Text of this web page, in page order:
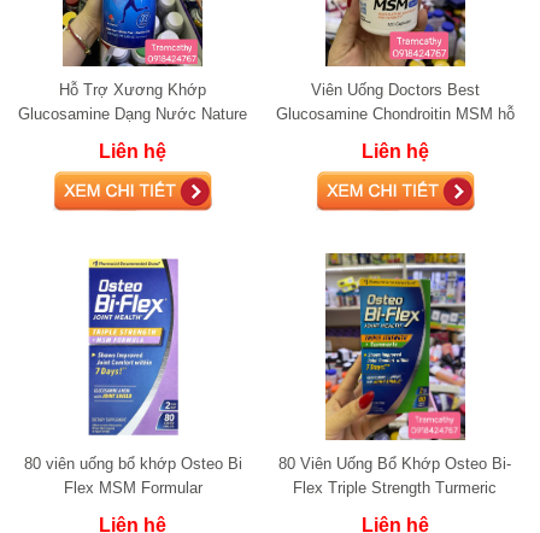
Hỗ Trợ Xương Khớp
Glucosamine Dạng Nước Nature
Way Joint Movement, 1000ml
Liên hệ
Viên Uống Doctors Best
Glucosamine Chondroitin MSM hỗ
trợ xương khớp 120 Viên
Liên hệ
80 viên uống bổ khớp Osteo Bi
Flex MSM Formular
Liên hệ
80 Viên Uống Bổ Khớp Osteo Bi-
Flex Triple Strength Turmeric
Liên hệ